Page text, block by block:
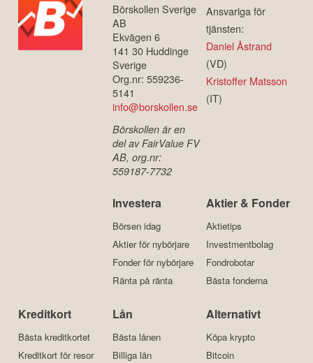
Börskollen Sverige
AB
Ekvägen 6
141 30 Huddinge
Sverige
Org.nr: 559236-
5141
info@borskollen.se
Börskollen är en
del av FairValue FV
AB, org.nr:
559187-7732
Ansvariga för
tjänsten:
Daniel Åstrand
(VD)
Kristoffer Matsson
(IT)
Investera
Börsen idag
Aktier för nybörjare
Fonder för nybörjare
Ränta på ränta
Aktier & Fonder
Aktietips
Investmentbolag
Fondrobotar
Bästa fonderna
Kreditkort
Bästa kreditkortet
Kreditkort för resor
Lån
Bästa lånen
Billiga lån
Alternativt
Köpa krypto
Bitcoin